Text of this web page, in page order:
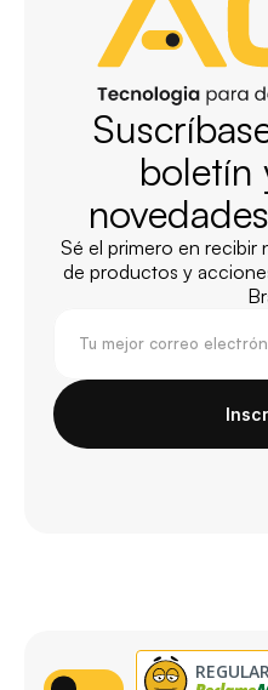
boletín
Sé el primero en recibir
de productos y